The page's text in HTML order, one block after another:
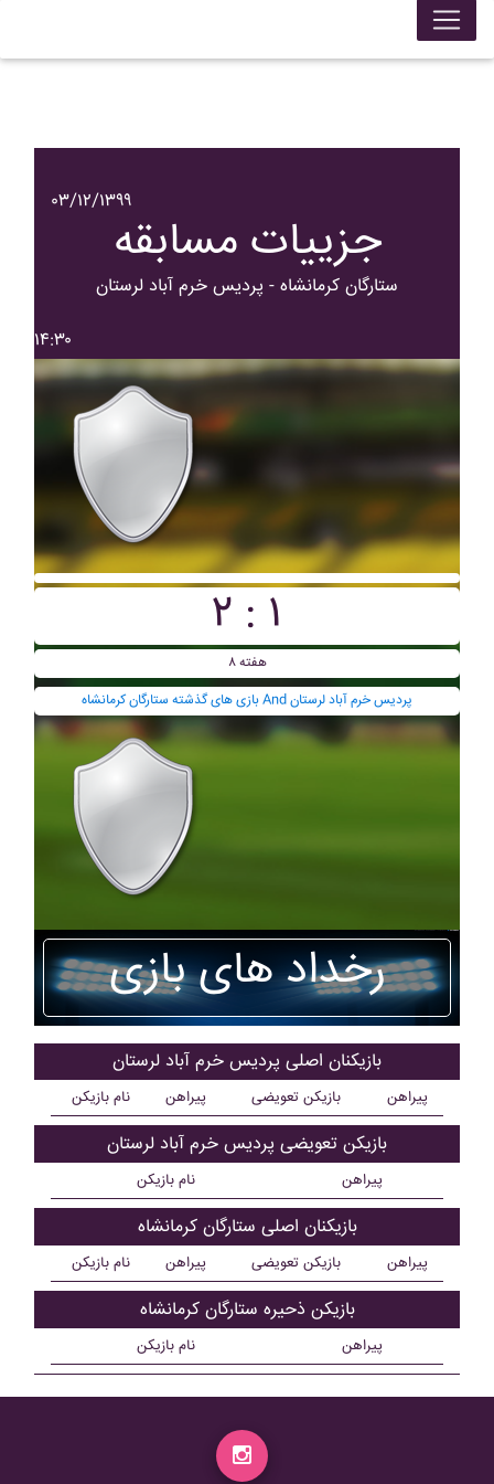
۰۳/۱۲/۱۳۹۹
جزییات مسابقه
ستارگان کرمانشاه - پرديس خرم آباد لرستان
۱۴:۳۰
۲ : ۱
هفته ۸
بازی های گذشته ستارگان کرمانشاه And پرديس خرم آباد لرستان
رخداد های بازی
بازیکنان اصلی پرديس خرم آباد لرستان
نام بازیکن پیراهن بازیکن تعویضی پیراهن
بازیکن تعویضی پرديس خرم آباد لرستان
نام بازیکن پیراهن
بازیکنان اصلی ستارگان کرمانشاه
نام بازیکن پیراهن بازیکن تعویضی پیراهن
بازیکن ذحیره ستارگان کرمانشاه
نام بازیکن پیراهن